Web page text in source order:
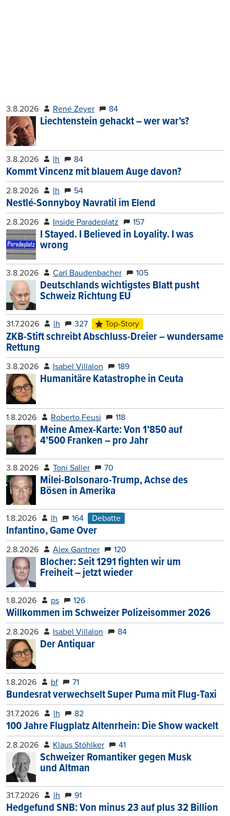
3.8.2026 René Zeyer 84
Liechtenstein gehackt – wer war’s?
3.8.2026 lh 84
Kommt Vincenz mit blauem Auge davon?
2.8.2026 lh 54
Nestlé-Sonnyboy Navratil im Elend
2.8.2026 Inside Paradeplatz 157
I Stayed. I Believed in Loyality. I was
wrong
3.8.2026 Carl Baudenbacher 105
Deutschlands wichtigstes Blatt pusht
Schweiz Richtung EU
31.7.2026 lh 327 Top-Story
ZKB-Stift schreibt Abschluss-Dreier – wundersame
Rettung
3.8.2026 Isabel Villalon 189
Humanitäre Katastrophe in Ceuta
1.8.2026 Roberto Feusi 118
Meine Amex-Karte: Von 1’850 auf
4’500 Franken – pro Jahr
3.8.2026 Toni Saller 70
Milei-Bolsonaro-Trump, Achse des
Bösen in Amerika
1.8.2026 lh 164 Debatte
Infantino, Game Over
2.8.2026 Alex Gantner 120
Blocher: Seit 1291 fighten wir um
Freiheit – jetzt wieder
1.8.2026 ps 126
Willkommen im Schweizer Polizeisommer 2026
2.8.2026 Isabel Villalon 84
Der Antiquar
1.8.2026 bf 71
Bundesrat verwechselt Super Puma mit Flug-Taxi
31.7.2026 lh 82
100 Jahre Flugplatz Altenrhein: Die Show wackelt
2.8.2026 Klaus Stöhlker 41
Schweizer Romantiker gegen Musk
und Altman
31.7.2026 lh 91
Hedgefund SNB: Von minus 23 auf plus 32 Billion